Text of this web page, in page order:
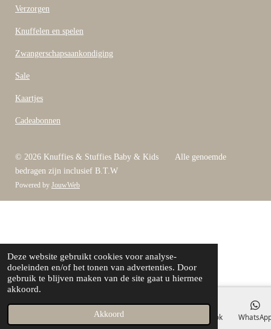
Deze website gebruikt cookies voor analyse-
doeleinden en/of het tonen van advertenties. Door
gebruik te blijven maken van de site gaat u hiermee
akkoord.
Akkoord
Verzorgen
Knuffelen en spelen
Zwangerschapsaankondiging
Sale
Kaartjes
Cadeabonnen
© 2026 Knuffies & Stuffies Baby & Kids Alle genoemde
bedragen zijn inclusief B.T.W
Powered by JouwWeb
Telefoonnummer Facebook